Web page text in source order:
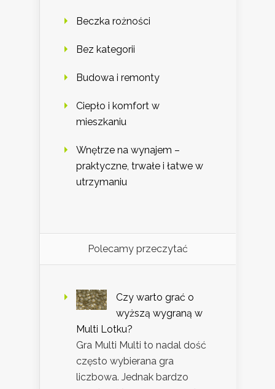
Beczka rożności
Bez kategorii
Budowa i remonty
Ciepło i komfort w
mieszkaniu
Wnętrze na wynajem –
praktyczne, trwałe i łatwe w
utrzymaniu
Polecamy przeczytać
Czy warto grać o
wyższą wygraną w
Multi Lotku?
Gra Multi Multi to nadal dość
często wybierana gra
liczbowa. Jednak bardzo